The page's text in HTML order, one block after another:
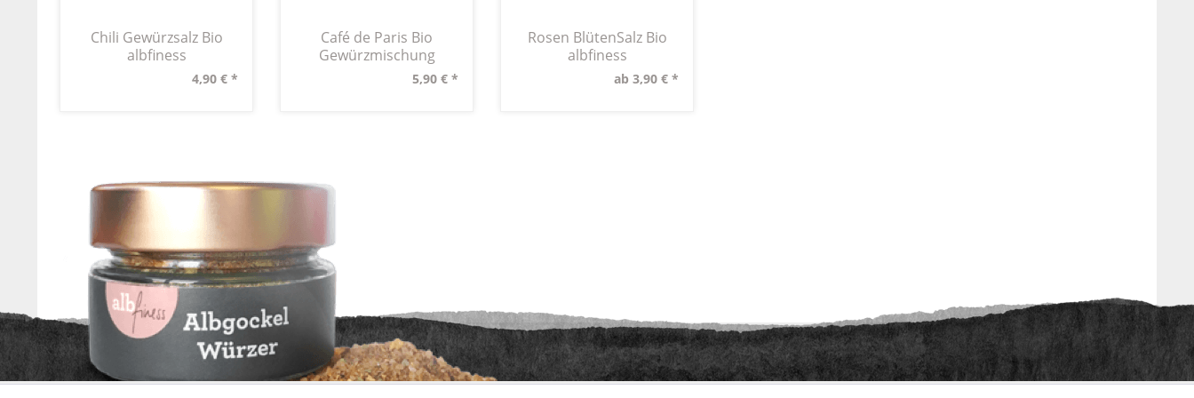
Chili Gewürzsalz Bio
albfiness
4,90 € *
Café de Paris Bio
Gewürzmischung
5,90 € *
Rosen BlütenSalz Bio
albfiness
ab 3,90 € *
* Alle Preise inkl. gesetzl. Mehrwertsteuer zzgl. Versandkosten und ggf. Nachnahmegebühren, wenn nicht anders beschrieben
aus der digitalenwollwinderei